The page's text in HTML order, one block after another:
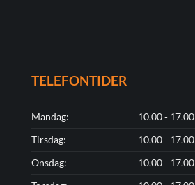
TELEFONTIDER
Mandag:
10.00 - 17.00
Tirsdag:
10.00 - 17.00
Onsdag:
10.00 - 17.00